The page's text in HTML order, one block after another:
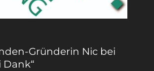
Gründerin Nic bei
Dank“